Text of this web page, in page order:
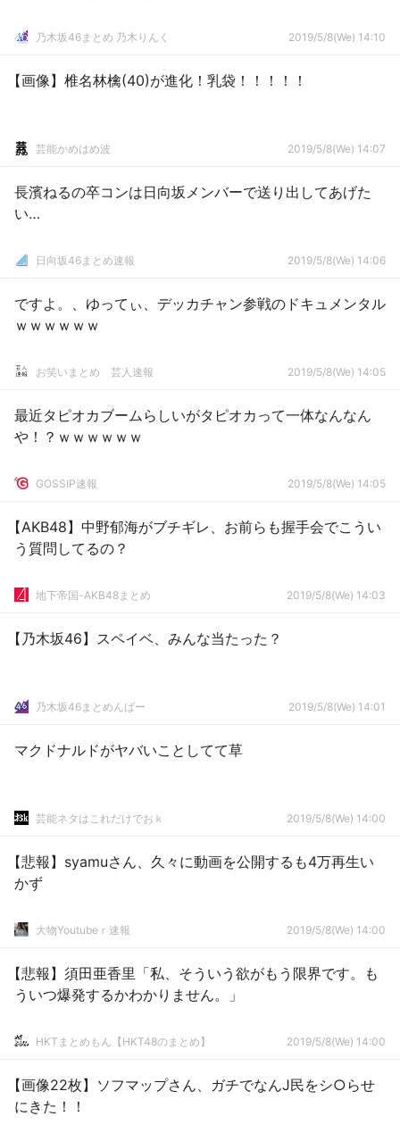
乃木坂46まとめ 乃木りんく 2019/5/8(We) 14:10
【画像】椎名林檎(40)が進化！乳袋！！！！！
芸能かめはめ波 2019/5/8(We) 14:07
長濱ねるの卒コンは日向坂メンバーで送り出してあげた
い…
日向坂46まとめ速報 2019/5/8(We) 14:06
ですよ。、ゆってぃ、デッカチャン参戦のドキュメンタル
ｗｗｗｗｗｗ
お笑いまとめ 芸人速報 2019/5/8(We) 14:05
最近タピオカブームらしいがタピオカって一体なんなん
や！？ｗｗｗｗｗｗ
GOSSIP速報 2019/5/8(We) 14:05
【AKB48】中野郁海がブチギレ、お前らも握手会でこうい
う質問してるの？
地下帝国-AKB48まとめ 2019/5/8(We) 14:03
【乃木坂46】スペイベ、みんな当たった？
乃木坂46まとめんばー 2019/5/8(We) 14:01
マクドナルドがヤバいことしてて草
芸能ネタはこれだけでおｋ 2019/5/8(We) 14:00
【悲報】syamuさん、久々に動画を公開するも4万再生い
かず
大物Youtubeｒ速報 2019/5/8(We) 14:00
【悲報】須田亜香里「私、そういう欲がもう限界です。も
ういつ爆発するかわかりません。」
HKTまとめもん【HKT48のまとめ】 2019/5/8(We) 14:00
【画像22枚】ソフマップさん、ガチでなんJ民をシ○らせ
にきた！！